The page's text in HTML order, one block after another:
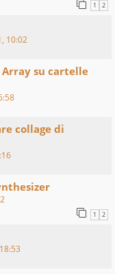
1 2
10:02
Array su cartelle
collage di
1 2